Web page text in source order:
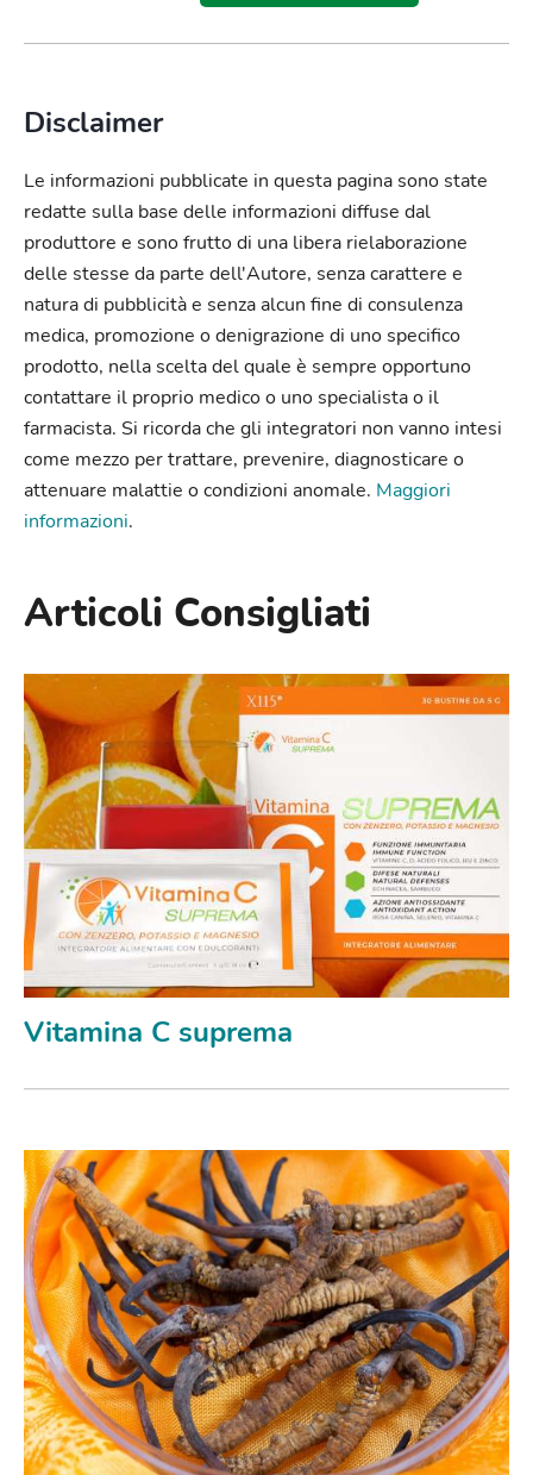
Disclaimer
Le informazioni pubblicate in questa pagina sono state
redatte sulla base delle informazioni diffuse dal
produttore e sono frutto di una libera rielaborazione
delle stesse da parte dell'Autore, senza carattere e
natura di pubblicità e senza alcun fine di consulenza
medica, promozione o denigrazione di uno specifico
prodotto, nella scelta del quale è sempre opportuno
contattare il proprio medico o uno specialista o il
farmacista. Si ricorda che gli integratori non vanno intesi
come mezzo per trattare, prevenire, diagnosticare o
attenuare malattie o condizioni anomale. Maggiori
informazioni.
Articoli Consigliati
Vitamina C suprema